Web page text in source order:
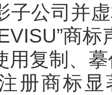
子公司并
商
用复制、
册商标显